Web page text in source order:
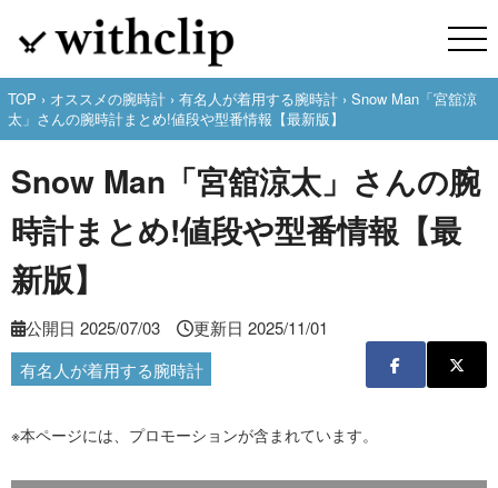
TOP › オススメの腕時計 › 有名人が着用する腕時計 › Snow Man「宮舘涼
太」さんの腕時計まとめ!値段や型番情報【最新版】
Snow Man「宮舘涼太」さんの腕
時計まとめ!値段や型番情報【最
新版】
公開日 2025/07/03 更新日 2025/11/01
有名人が着用する腕時計
※本ページには、プロモーションが含まれています。